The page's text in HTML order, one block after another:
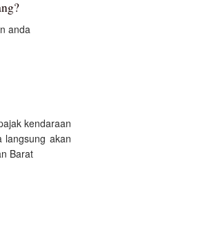
anda
kendaraan
langsung akan
Barat